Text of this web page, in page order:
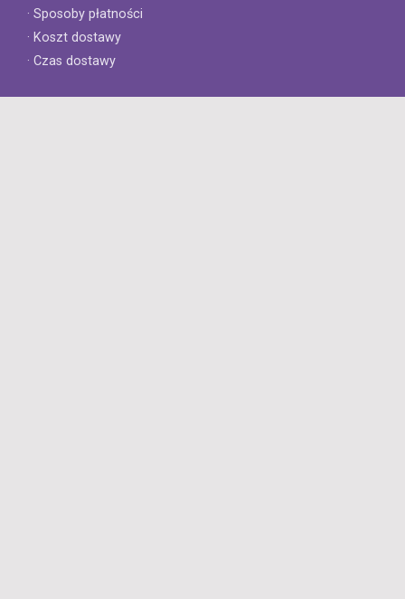
· Sposoby płatności
· Koszt dostawy
· Czas dostawy